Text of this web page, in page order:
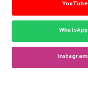
YouTube
WhatsApp
Instagram